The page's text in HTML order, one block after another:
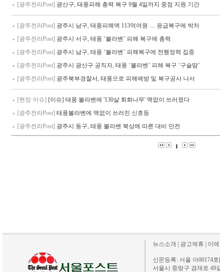
[광주전라Post] 광산구, 태풍피해 총력 복구 9월 4일까지 중점 지원 기간
[광주전라Post] 광주시 남구, 태풍피해액 113억여원 … 응급복구에 박차
[광주전라Post] 광주시 서구, 태풍 ‘볼라벤’ 피해 복구에 총력
[광주전라Post] 광주시 남구, 태풍 ‘볼라벤’ 피해복구에 전행정력 집중
[광주전라Post] 광주시 광산구 공직자, 태풍 ‘볼라벤’ 피해 복구 ‘구슬땀’
[광주전라Post] 광주북부경찰서, 태풍으로 피해예방 및 복구공사 나서
[현장·이슈] [이슈] 태풍 볼라벤에 '130살 회화나무' 맥없이 쓰러졌다
[광주전라Post] 태풍볼라벤에 맥없이 쓰러진 신호등
[광주전라Post] 광주시 동구, 태풍 볼라벤 북상에 따른 대비 만전
1
뉴스소개 광고제휴 이
신문등록: 서울 아00174
서울시 중랑구 겸재로 49